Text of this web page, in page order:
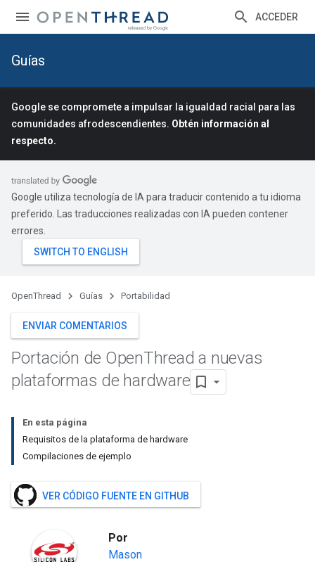
ACCEDER
Guías
Google se compromete a impulsar la igualdad racial para las
comunidades afrodescendientes. Obtén información al
respecto.
Google utiliza tecnología de IA para traducir contenido a tu idioma
preferido. Las traducciones realizadas con IA pueden contener
errores.
OpenThread Guías Portabilidad
ENVIAR COMENTARIOS
Portación de OpenThread a nuevas
plataformas de hardware
En esta página
Requisitos de la plataforma de hardware
Compilaciones de ejemplo
VER CÓDIGO FUENTE EN GITHUB
Por
Mason